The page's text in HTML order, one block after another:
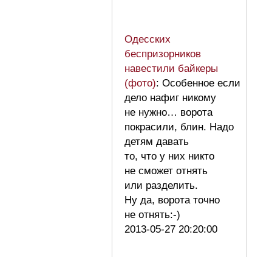
Одесских
беспризорников
навестили байкеры
(фото): Особенное если
дело нафиг никому
не нужно… ворота
покрасили, блин. Надо
детям давать
то, что у них никто
не сможет отнять
или разделить.
Ну да, ворота точно
не отнять:-)
2013-05-27 20:20:00